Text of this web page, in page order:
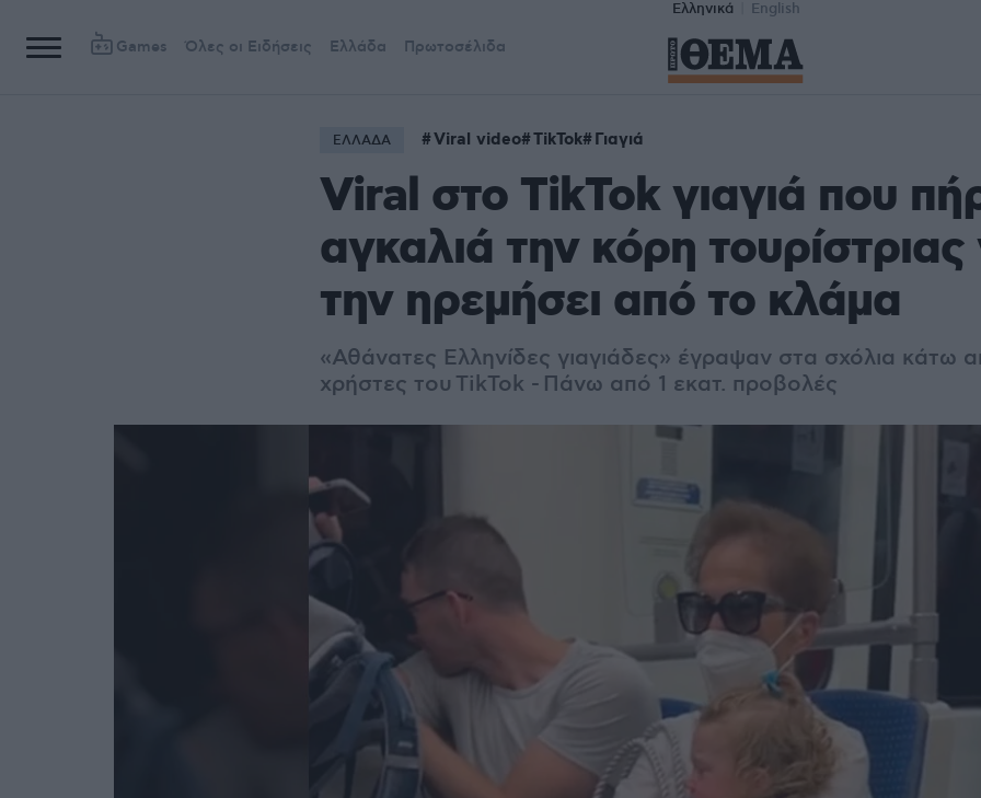
Ελληνικά English
Games Όλες οι Ειδήσεις Ελλάδα Πρωτοσέλιδα
ΕΛΛΑΔΑ Viral video TikTok Γιαγιά
Viral στο TikTok γιαγιά που
αγκαλιά την κόρη τουρίστριας
την ηρεμήσει από το κλάμα
«Αθάνατες Ελληνίδες γιαγιάδες» έγραψαν στα σχόλια κάτω
χρήστες του TikTok - Πάνω από 1 εκατ. προβολές